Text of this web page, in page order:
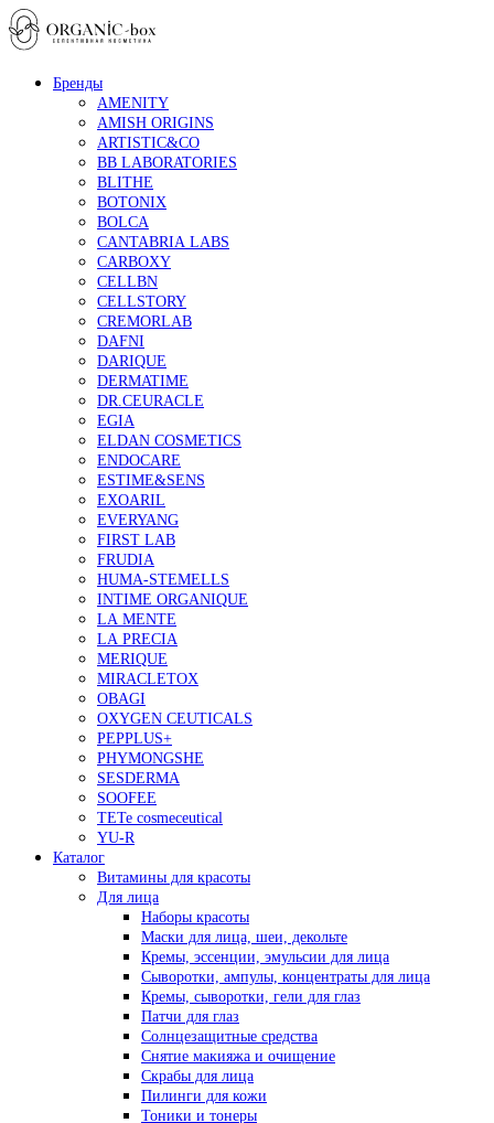
Бренды
AMENITY
AMISH ORIGINS
ARTISTIC&CO
BB LABORATORIES
BLITHE
BOTONIX
BOLCA
CANTABRIA LABS
CARBOXY
CELLBN
CELLSTORY
CREMORLAB
DAFNI
DARIQUE
DERMATIME
DR.CEURACLE
EGIA
ELDAN COSMETICS
ENDOCARE
ESTIME&SENS
EXOARIL
EVERYANG
FIRST LAB
FRUDIA
HUMA-STEMELLS
INTIME ORGANIQUE
LA MENTE
LA PRECIA
MERIQUE
MIRACLETOX
OBAGI
OXYGEN CEUTICALS
PEPPLUS+
PHYMONGSHE
SESDERMA
SOOFEE
TETe cosmeceutical
YU-R
Каталог
Витамины для красоты
Для лица
Наборы красоты
Маски для лица, шеи, декольте
Кремы, эссенции, эмульсии для лица
Сыворотки, ампулы, концентраты для лица
Кремы, сыворотки, гели для глаз
Патчи для глаз
Солнцезащитные средства
Снятие макияжа и очищение
Скрабы для лица
Пилинги для кожи
Тоники и тонеры